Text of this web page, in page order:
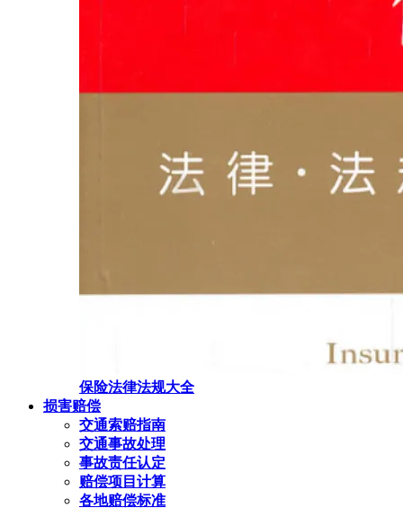
保险法律法规大全
损害赔偿
交通索赔指南
交通事故处理
事故责任认定
赔偿项目计算
各地赔偿标准